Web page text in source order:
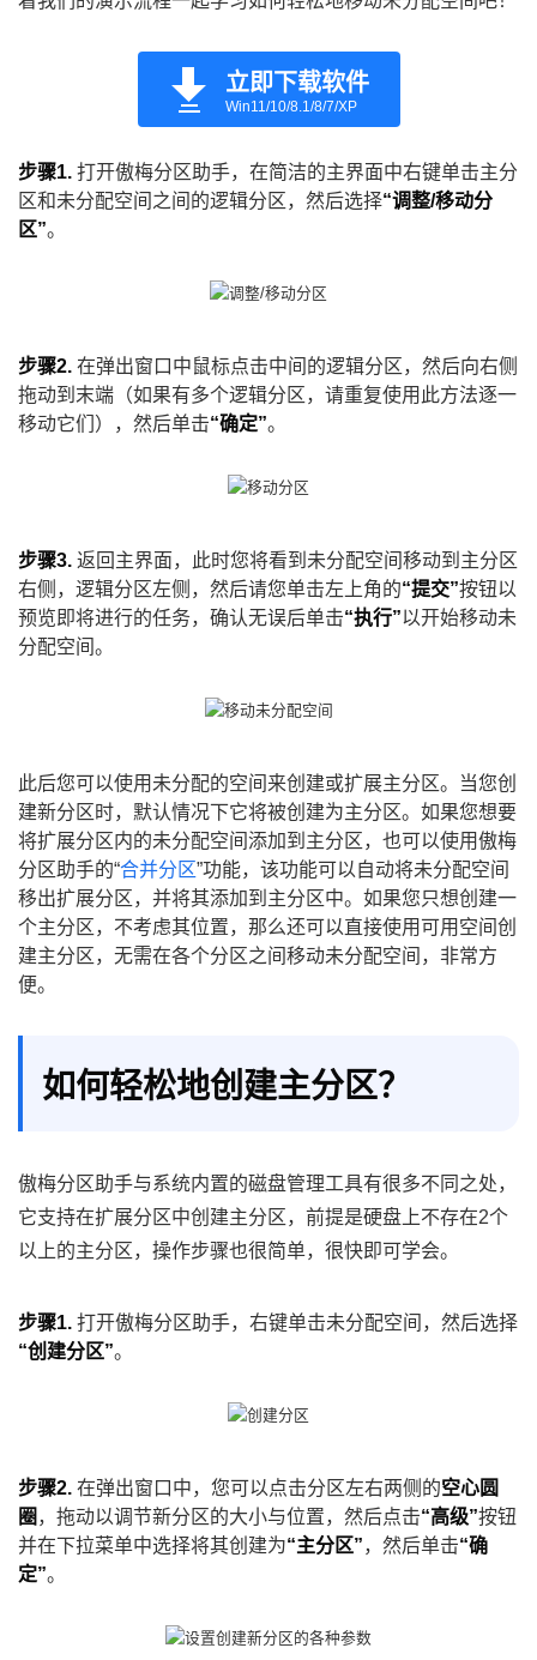
立即下载软件
Win11/10/8.1/8/7/XP
步骤1. 打开傲梅分区助手，在简洁的主界面中右键单击主分
区和未分配空间之间的逻辑分区，然后选择“调整/移动分
区”。
步骤2. 在弹出窗口中鼠标点击中间的逻辑分区，然后向右侧
拖动到末端（如果有多个逻辑分区，请重复使用此方法逐一
移动它们），然后单击“确定”。
步骤3. 返回主界面，此时您将看到未分配空间移动到主分区
右侧，逻辑分区左侧，然后请您单击左上角的“提交”按钮以
预览即将进行的任务，确认无误后单击“执行”以开始移动未
分配空间。
此后您可以使用未分配的空间来创建或扩展主分区。当您创
建新分区时，默认情况下它将被创建为主分区。如果您想要
将扩展分区内的未分配空间添加到主分区，也可以使用傲梅
分区助手的“合并分区”功能，该功能可以自动将未分配空间
移出扩展分区，并将其添加到主分区中。如果您只想创建一
个主分区，不考虑其位置，那么还可以直接使用可用空间创
建主分区，无需在各个分区之间移动未分配空间，非常方
便。
如何轻松地创建主分区？
傲梅分区助手与系统内置的磁盘管理工具有很多不同之处，
它支持在扩展分区中创建主分区，前提是硬盘上不存在2个
以上的主分区，操作步骤也很简单，很快即可学会。
步骤1. 打开傲梅分区助手，右键单击未分配空间，然后选择
“创建分区”。
步骤2. 在弹出窗口中，您可以点击分区左右两侧的空心圆
圈 ，拖动以调节新分区的大小与位置，然后点击“高级”按钮
并在下拉菜单中选择将其创建为“主分区”，然后单击“确
定”。